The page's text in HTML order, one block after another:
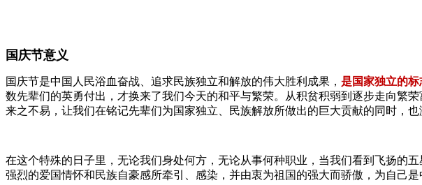
国庆节意义
国庆节是中国人民浴血奋战、追求民族独立和解放的伟大胜利成果， 是国家独立的标
数先辈们的英勇付出，才换来了我们今天的和平与繁荣。从积贫积弱到逐步走向繁
来之不易，让我们在铭记先辈们为国家独立、民族解放所做出的巨大贡献的同时，也
在这个特殊的日子里，无论我们身处何方，无论从事何种职业，当我们看到飞扬的
强烈的爱国情怀和民族自豪感所牵引、感染，并由衷为祖国的强大而骄傲，为自己是